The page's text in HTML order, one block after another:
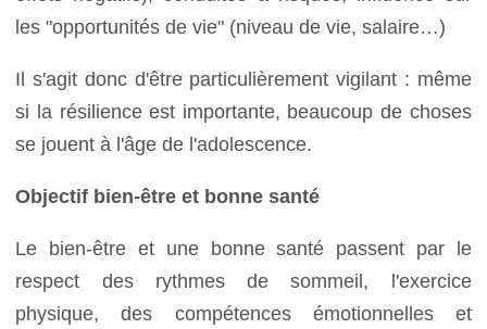
les "opportunités de vie" (niveau de vie, salaire…)
Il s'agit donc d'être particulièrement vigilant : même
si la résilience est importante, beaucoup de choses
se jouent à l'âge de l'adolescence.
Objectif bien-être et bonne santé
Le bien-être et une bonne santé passent par le
respect des rythmes de sommeil, l'exercice
physique, des compétences émotionnelles et